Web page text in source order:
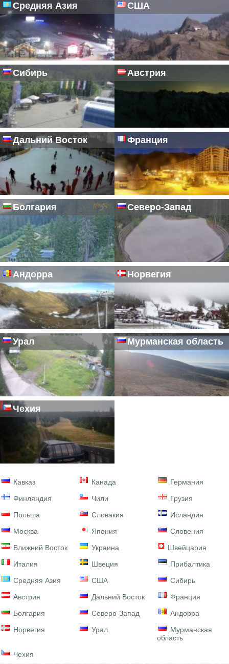
Средняя Азия США
Сибирь Австрия
Дальний Восток Франция
Болгария Северо-Запад
Андорра Норвегия
Урал Мурманская область
Чехия
Кавказ Канада
Германия
Финляндия
Чили
Грузия
Польша
Словакия
Исландия
Москва
Япония
Словения
Ближний Восток
Украина
Швейцария
Италия
Швеция
Прибалтика
Средняя Азия
США
Сибирь
Австрия
Дальний Восток
Франция
Болгария
Северо-Запад
Андорра
Норвегия
Урал
Мурманская
область
Чехия